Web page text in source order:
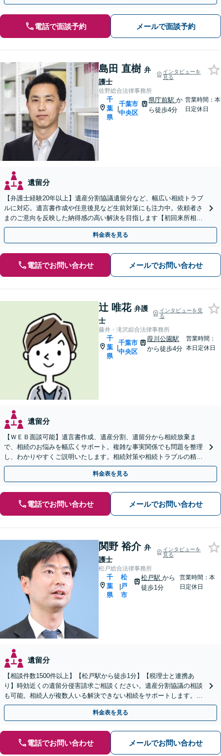
電話で面談予約 メールで面談予約
島田 直樹 弁
護士
インタビューを
見る
佐野総合法律事務所
千
葉
県
|
千葉市
中央区
県庁前駅か
ら徒歩4分
営業時間：本
日定休日
遺留分
【弁護士経験20年以上】遺産分割協議遺留分など、幅広い相続トラブ
ルに対応。遺言書作成や任意後見など生前対策にも注力中。依頼者さ
まのご意向を反映した納得感の高い解決を目指します【初回来所相談
無料】【電話相談・web面談可】【千葉中央駅5分】
料金表を見る
電話でお問い合わせ メールでお問い合わせ
辻 唯花 弁護
士
インタビューを見
る
藤井・滝沢綜合法律事務所
千
葉
県
|
千葉市
中央区
葭川公園駅
から徒歩4分
営業時間：
本日定休日
遺留分
【ＷＥＢ面談可能】遺言書作成、遺産分割、遺留分から相続放棄ま
で、相続のお悩みを幅広くサポート。複雑な事実関係でも問題を整理
し、わかりやすくご説明いたします。相続対策や相続トラブルの精神
的なご負担を減らし、最適な解決を目指します。
料金表を見る
電話でお問い合わせ メールでお問い合わせ
関野 裕介 弁
護士
インタビューを
見る
松戸総合法律事務所
千
葉
県
|
松
戸
市
松戸駅から
徒歩1分
営業時間：本
日定休日
遺留分
【相談件数1500件以上】【松戸駅から徒歩1分】【税理士と連携あ
り】時効近くの遺留分侵害請求ご相談ください。遺産分割協議の相談
も可能。相続人が複数人いる解決できない相続をサポートします。感
情的な対立の円満解決が得意です。
料金表を見る
電話でお問い合わせ メールでお問い合わせ